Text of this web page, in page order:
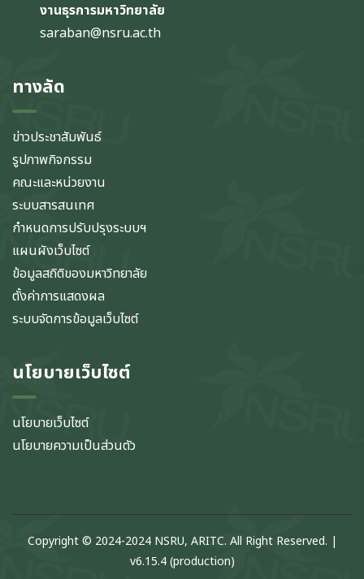
งานธุรการมหาวิทยาลัย
saraban@nsru.ac.th
ทางลัด
ข่าวประชาสัมพันธ์
รูปภาพกิจกรรม
คณะและหน่วยงาน
ระบบสารสนเทศ
กำหนดการปรับปรุงระบบฯ
แผนผังเว็บไซต์
ข้อมูลสถิติของมหาวิทยาลัย
ตั้งค่าการแสดงผล
ระบบจัดการข้อมูลเว็บไซต์
นโยบายเว็บไซต์
นโยบายเว็บไซต์
นโยบายความเป็นส่วนตัว
Copyright © 2024-2024 NSRU, ARITC. All Right Reserved. |
v6.15.4 (production)